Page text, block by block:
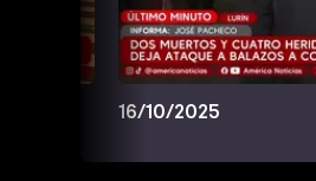
16/10/2025